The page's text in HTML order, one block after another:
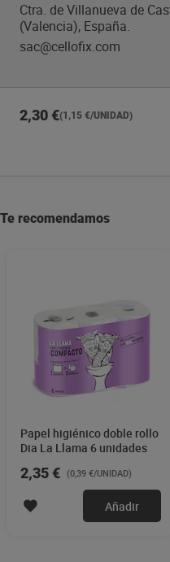
Ctra. de Villanueva de
(Valencia), España.
sac@cellofix.com
2,30 €(1,15 €/UNIDAD)
Te recomendamos
Papel higiénico doble rollo
Dia La Llama 6 unidades
2,35 € (0,39 €/UNIDAD)
Añadir